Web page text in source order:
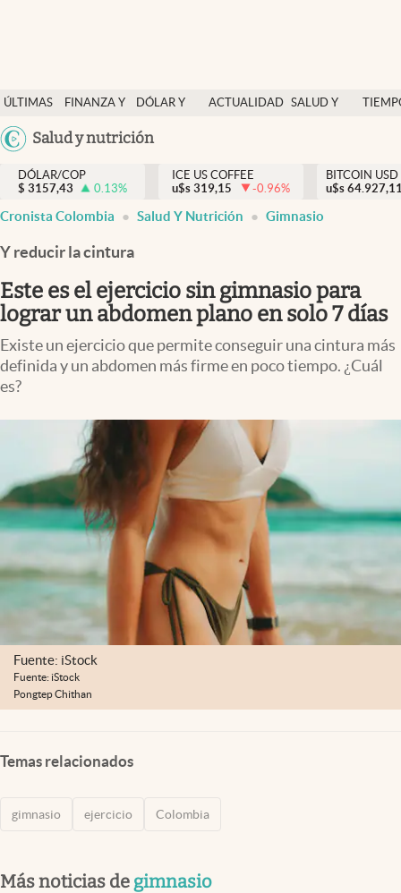
ÚLTIMAS
NOTICIAS
FINANZA Y
DÓLAR Y
ACTUALIDAD SALUD Y
México
Salud y nutrición
Salud y nutrición
Vida espiritual
Actualidad
Colombia
DÓLAR/COP
$ 3157,43 0.13%
ICE US COFFEE
u$s 319,15 -0.96%
BITCOIN USD
u$s
Cronista Colombia Salud Y Nutrición Gimnasio
Y reducir la cintura
Este es el ejercicio sin gimnasio para
lograr un abdomen plano en solo 7 días
Existe un ejercicio que permite conseguir una cintura más
definida y un abdomen más firme en poco tiempo. ¿Cuál
es?
Fuente: iStock
Fuente: iStock
Pongtep Chithan
Temas relacionados
gimnasio ejercicio Colombia
Más noticias de gimnasio